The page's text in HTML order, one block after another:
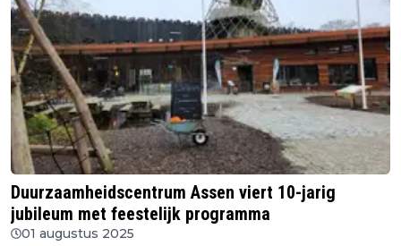
Duurzaamheidscentrum Assen viert 10-jarig
jubileum met feestelijk programma
01 augustus 2025